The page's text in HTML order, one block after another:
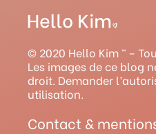
t
a
g
r
a
m
t
u
b
e
© 2020 Hello Kim ™ –
Les images de ce blog
droit. Demander
utilisation.
Contact &